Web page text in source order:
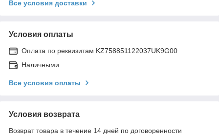
Все условия доставки
Условия оплаты
Оплата по реквизитам KZ758851122037UK9G00
Наличными
Все условия оплаты
Условия возврата
Возврат товара в течение 14 дней по договоренности